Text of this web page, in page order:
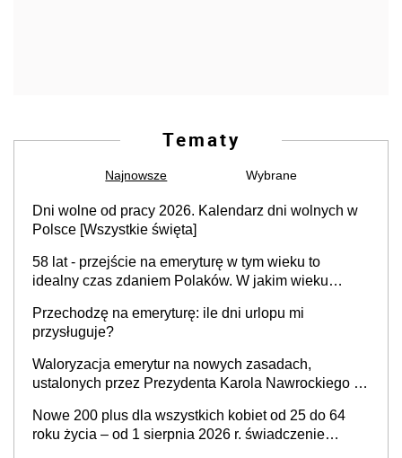
Tematy
Najnowsze Wybrane
Dni wolne od pracy 2026. Kalendarz dni wolnych w
Polsce [Wszystkie święta]
58 lat - przejście na emeryturę w tym wieku to
idealny czas zdaniem Polaków. W jakim wieku
Przechodzę na emeryturę: ile dni urlopu mi
przysługuje?
Waloryzacja emerytur na nowych zasadach,
ustalonych przez Prezydenta Karola Nawrockiego –
podwyżka świadczeń?
Nowe 200 plus dla wszystkich kobiet od 25 do 64
roku życia – od 1 sierpnia 2026 r. świadczenie